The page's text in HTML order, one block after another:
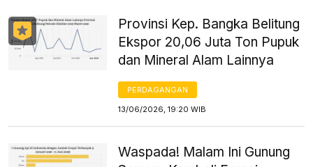
Provinsi Kep. Bangka Belitung
Ekspor 20,06 Juta Ton Pupuk
dan Mineral Alam Lainnya
PERDAGANGAN
13/06/2026, 19:20 WIB
Waspada! Malam Ini Gunung